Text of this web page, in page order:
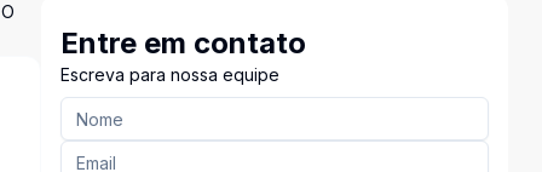
Entre em contato
Escreva para nossa equipe